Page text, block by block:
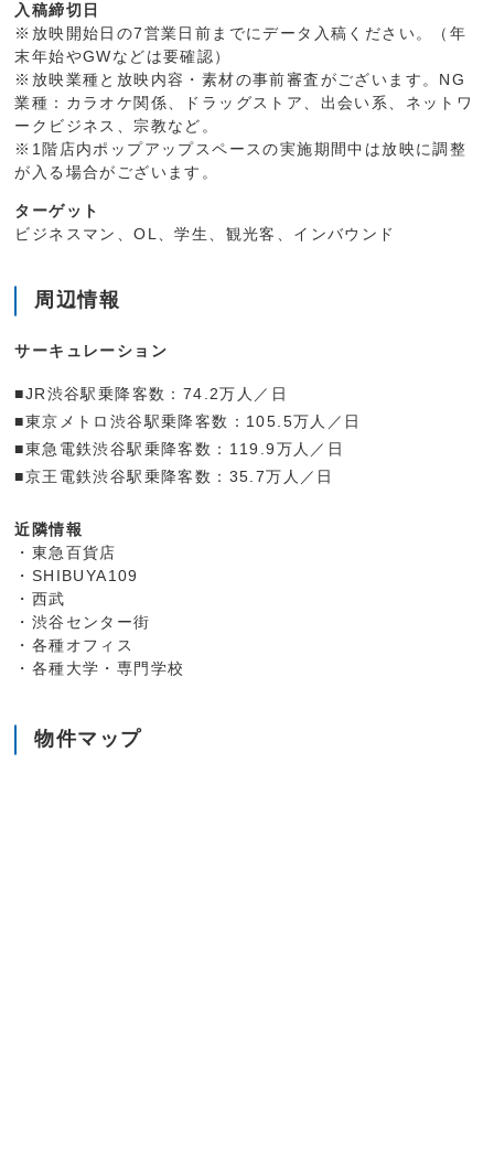
入稿締切日
※放映開始日の7営業日前までにデータ入稿ください。（年
末年始やGWなどは要確認）
※放映業種と放映内容・素材の事前審査がございます。NG
業種：カラオケ関係、ドラッグストア、出会い系、ネットワ
ークビジネス、宗教など。
※1階店内ポップアップスペースの実施期間中は放映に調整
が入る場合がございます。
ターゲット
ビジネスマン、OL、学生、観光客、インバウンド
周辺情報
サーキュレーション
■JR渋谷駅乗降客数：74.2万人／日
■東京メトロ渋谷駅乗降客数：105.5万人／日
■東急電鉄渋谷駅乗降客数：119.9万人／日
■京王電鉄渋谷駅乗降客数：35.7万人／日
近隣情報
・東急百貨店
・SHIBUYA109
・西武
・渋谷センター街
・各種オフィス
・各種大学・専門学校
物件マップ